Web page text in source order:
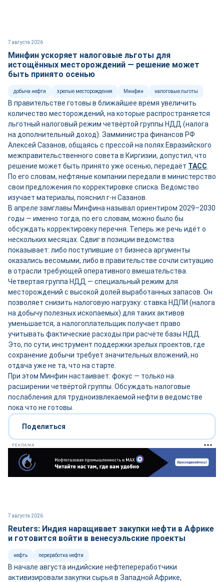
7 августа 2026
Минфин ускоряет налоговые льготы для
истощённых месторождений — решение может
быть принято осенью
добыча нефти зрелые месторождения Минфин налоговые льготы
В правительстве готовы в ближайшее время увеличить
количество месторождений, на которые распространяется
льготный налоговый режим четвёртой группы НДД (налога
на дополнительный доход). Замминистра финансов РФ
Алексей Сазанов, общаясь с прессой на полях Евразийского
межправительственного совета в Киргизии, допустил, что
решение может быть принято уже осенью, передаёт ТАСС
По его словам, нефтяные компании передали в министерство
свои предложения по корректировке списка. Ведомство
изучает материалы, пояснил г-н Сазанов.
В апреле замглавы Минфина называл ориентиром 2029–2030
годы — именно тогда, по его словам, можно было бы
обсуждать корректировку перечня. Теперь же речь идёт о
нескольких месяцах. Сдвиг в позиции ведомства
показывает: либо поступившие от бизнеса аргументы
оказались весомыми, либо в правительстве сочли ситуацию
в отрасли требующей оперативного вмешательства.
Четвертая группа НДД — специальный режим для
месторождений с высокой долей выработанных запасов. Он
позволяет снизить налоговую нагрузку: ставка НДПИ (налога
на добычу полезных ископаемых) для таких активов
уменьшается, а налогоплательщик получает право
учитывать фактические расходы при расчёте базы НДД.
Это, по сути, инструмент поддержки зрелых проектов, где
сохранение добычи требует значительных вложений, но
отдача уже не та, что на старте.
При этом Минфин настаивает: фокус — только на
расширении четвёртой группы. Обсуждать налоговые
послабления для трудноизвлекаемой нефти в ведомстве
пока что не готовы.
Поделиться
РЕКЛАМА
7 августа 2026
Reuters: Индия наращивает закупки нефти в Африке
и готовится войти в венесуэльские проекты
нефть переработка нефти
В начале августа индийские нефтепереработчики
активизировали закупки сырья в Западной Африке,